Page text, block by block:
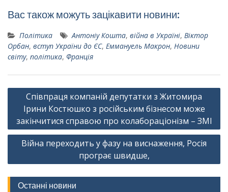
Вас також можуть зацікавити новини:
Політика Антоніу Кошта, війна в Україні, Віктор
Орбан, вступ України до ЄС, Еммануель Макрон, Новини
світу, політика, Франція
Навігація
записів
Співпраця компаній депутатки з Житомира
Ірини Костюшко з російським бізнесом може
закінчитися справою про колабораціонізм – ЗМІ
Війна переходить у фазу на виснаження, Росія
програє швидше,
Останні новини